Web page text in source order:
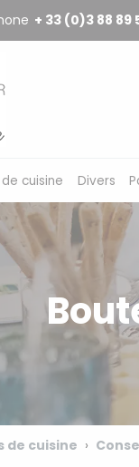
+ 33 (0)3 88 89
cuisine Divers
de cuisine